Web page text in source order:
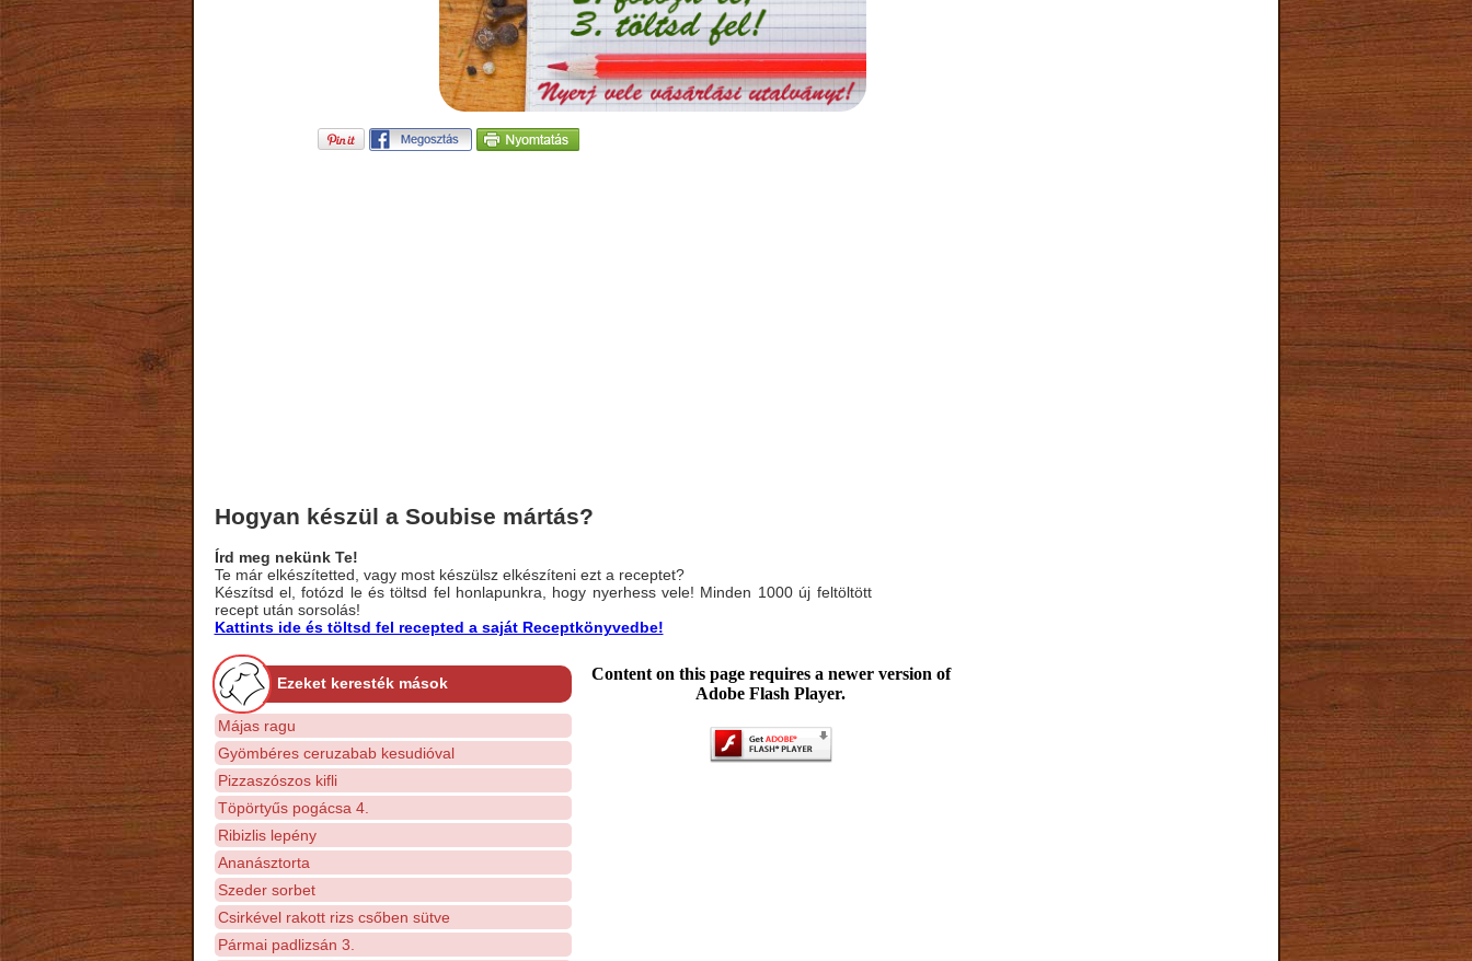
Hogyan készül a Soubise mártás?
Írd meg nekünk Te!
Te már elkészítetted, vagy most készülsz elkészíteni ezt a receptet?
Készítsd el, fotózd le és töltsd fel honlapunkra, hogy nyerhess vele! Minden 1000 új feltöltött
recept után sorsolás!
Kattints ide és töltsd fel recepted a saját Receptkönyvedbe!
Ezeket keresték mások
Májas ragu
Gyömbéres ceruzabab kesudióval
Pizzaszószos kifli
Töpörtyűs pogácsa 4.
Ribizlis lepény
Ananásztorta
Szeder sorbet
Csirkével rakott rizs csőben sütve
Pármai padlizsán 3.
Content on this page requires a newer version of
Adobe Flash Player.